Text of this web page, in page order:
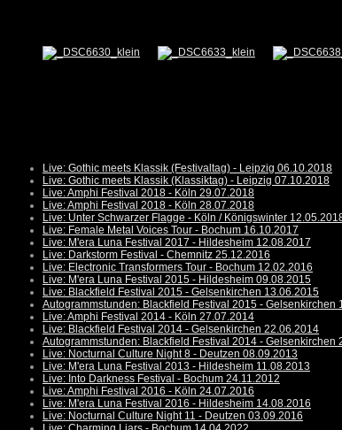
Live: Gothic meets Klassik (Festivaltag) - Leipzig 06.10.2018
Live: Gothic meets Klassik (Klassiktag) - Leipzig 07.10.2018
Live: Amphi Festival 2018 - Köln 29.07.2018
Live: Amphi Festival 2018 - Köln 28.07.2018
Live: Unter Schwarzer Flagge - Köln / Königswinter
Live: Female Metal Voices Tour - Bochum 16.10.2017
Live: M'era Luna Festival 2017 - Hildesheim 12.08.2017
Live: Darkstorm Festival - Chemnitz 25.12.2016
Live: Electronic Transformers Tour - Bochum 12.02.2016
Live: M'era Luna Festival 2015 - Hildesheim 09.08.2015
Live: Blackfield Festival 2015 - Gelsenkirchen 13.06.2015
Autogrammstunden: Blackfield Festival 2015 - Gelsenkirchen
Live: Amphi Festival 2014 - Köln 27.07.2014
Live: Blackfield Festival 2014 - Gelsenkirchen 22.06.2014
Autogrammstunden: Blackfield Festival 2014 - Gelsenkirchen
Live: Nocturnal Culture Night 8 - Deutzen 08.09.2013
Live: M'era Luna Festival 2013 - Hildesheim 11.08.2013
Live: Into Darkness Festival - Bochum 24.11.2012
Live: Amphi Festival 2016 - Köln 24.07.2016
Live: M'era Luna Festival 2016 - Hildesheim 14.08.2016
Live: Nocturnal Culture Night 11 - Deutzen 03.09.2016